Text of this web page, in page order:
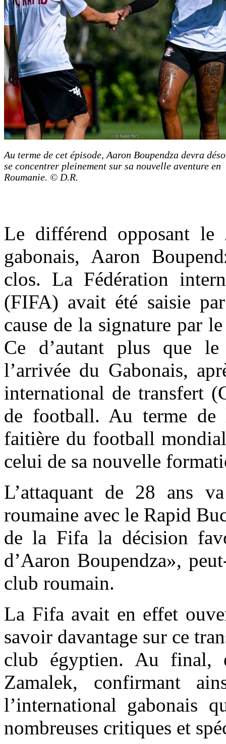
Au terme de cet épisode, Aaron Boupendza devra
se concentrer pleinement sur sa nouvelle aventure en
Roumanie. © D.R.
Le différend opposant le
gabonais, Aaron
clos. La Fédération
(FIFA) avait été saisie
cause de la signature par
Ce d’autant plus que
l’arrivée du Gabonais,
international de transfert
de football. Au terme de
faitière du football
celui de sa nouvelle
L’attaquant de 28 ans
roumaine avec le Rapid
de la Fifa la décision
d’Aaron Boupendza»,
club roumain.
La Fifa avait en effet
savoir davantage sur ce
club égyptien. Au final,
Zamalek, confirmant
l’international gabonais
nombreuses critiques et